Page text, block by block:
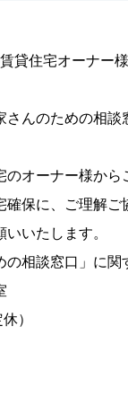
貸住宅オーナー
んのための相
オーナー様か
保に、ご理解ご
いたします。
の相談窓口」に関
）